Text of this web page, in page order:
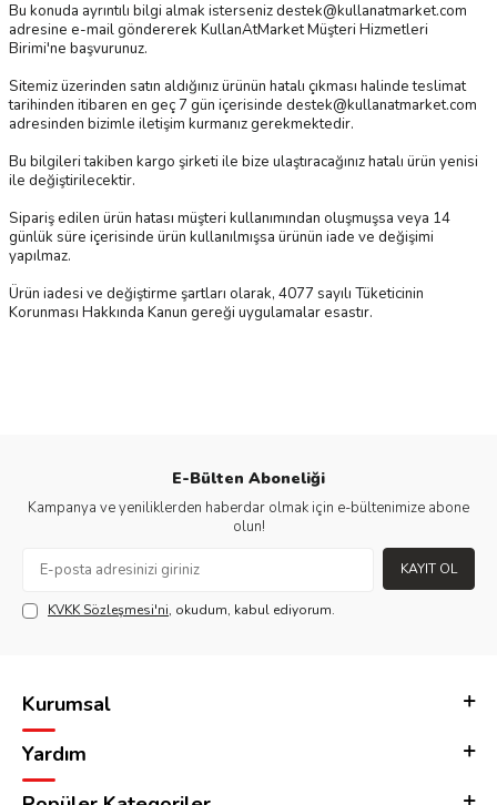
Bu konuda ayrıntılı bilgi almak isterseniz destek@kullanatmarket.com
adresine e-mail göndererek KullanAtMarket Müşteri Hizmetleri
Birimi'ne başvurunuz.
Sitemiz üzerinden satın aldığınız ürünün hatalı çıkması halinde teslimat
tarihinden itibaren en geç 7 gün içerisinde destek@kullanatmarket.com
adresinden bizimle iletişim kurmanız gerekmektedir.
Bu bilgileri takiben kargo şirketi ile bize ulaştıracağınız hatalı ürün yenisi
ile değiştirilecektir.
Sipariş edilen ürün hatası müşteri kullanımından oluşmuşsa veya 14
günlük süre içerisinde ürün kullanılmışsa ürünün iade ve değişimi
yapılmaz.
Ürün iadesi ve değiştirme şartları olarak, 4077 sayılı Tüketicinin
Korunması Hakkında Kanun gereği uygulamalar esastır.
E-Bülten Aboneliği
Kampanya ve yeniliklerden haberdar olmak için e-bültenimize abone
olun!
KAYIT OL
KVKK Sözleşmesi'ni, okudum, kabul ediyorum.
Kurumsal
Yardım